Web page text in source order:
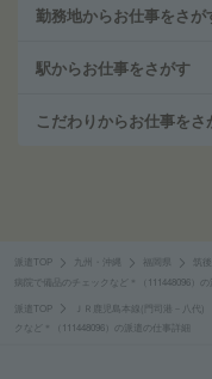
勤務地からお仕事をさが
駅からお仕事をさがす
こだわりからお仕事をさ
派遣TOP 九州・沖縄 福岡県 筑後
病院で備品のチェックなど＊（111448096）
派遣TOP ＪＲ鹿児島本線(門司港－八代)
クなど＊（111448096）の派遣の仕事詳細